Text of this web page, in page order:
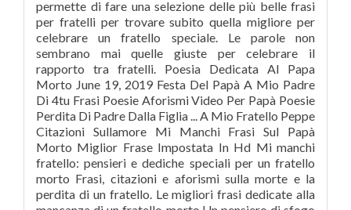
permette di fare una selezione delle più belle frasi
per fratelli per trovare subito quella migliore per
celebrare un fratello speciale. Le parole non
sembrano mai quelle giuste per celebrare il
rapporto tra fratelli. Poesia Dedicata Al Papa
Morto June 19, 2019 Festa Del Papà A Mio Padre
Di 4tu Frasi Poesie Aforismi Video Per Papà Poesie
Perdita Di Padre Dalla Figlia ... A Mio Fratello Peppe
Citazioni Sullamore Mi Manchi Frasi Sul Papà
Morto Miglior Frase Impostata In Hd Mi manchi
fratello: pensieri e dediche speciali per un fratello
morto Frasi, citazioni e aforismi sulla morte e la
perdita di un fratello. Le migliori frasi dedicate alla